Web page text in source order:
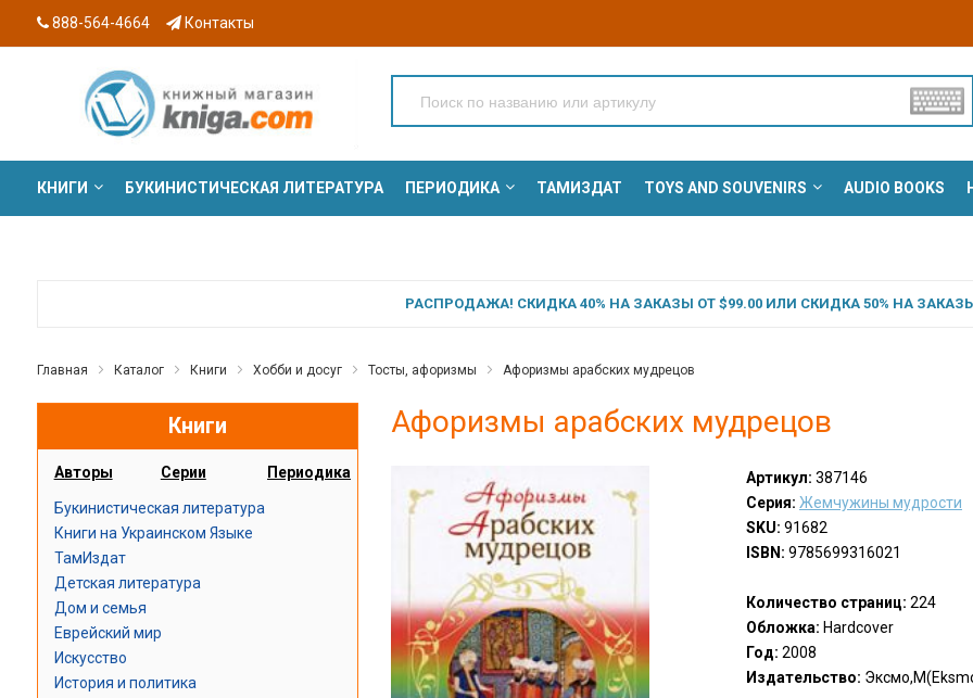
888-564-4664 Контакты
КНИГИ БУКИНИСТИЧЕСКАЯ ЛИТЕРАТУРА ПЕРИОДИКА ТАМИЗДАТ TOYS AND SOUVENIRS AUDIO BOOKS
РАСПРОДАЖА! СКИДКА 40% НА ЗАКАЗЫ ОТ $99.00 ИЛИ СКИДКА 50% НА ЗАКАЗЫ
Главная Каталог Книги Хобби и досуг Тосты, афоризмы Афоризмы арабских мудрецов
Книги
Авторы Серии Периодика
Букинистическая литература
Книги на Украинском Языке
ТамИздат
Детская литература
Дом и семья
Еврейский мир
Искусство
История и политика
Афоризмы арабских мудрецов
Артикул: 387146
Серия: Жемчужины мудрости
SKU: 91682
ISBN: 9785699316021
Количество страниц: 224
Обложка: Hardcover
Год: 2008
Издательство: